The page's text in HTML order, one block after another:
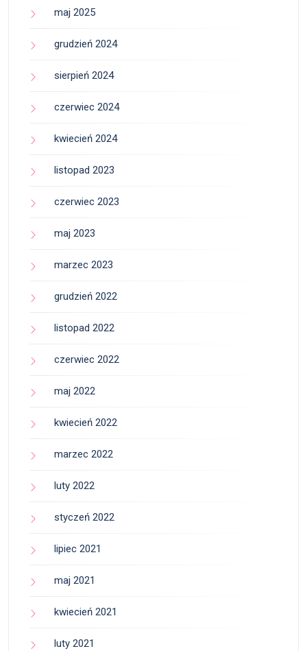
maj 2025
grudzień 2024
sierpień 2024
czerwiec 2024
kwiecień 2024
listopad 2023
czerwiec 2023
maj 2023
marzec 2023
grudzień 2022
listopad 2022
czerwiec 2022
maj 2022
kwiecień 2022
marzec 2022
luty 2022
styczeń 2022
lipiec 2021
maj 2021
kwiecień 2021
luty 2021